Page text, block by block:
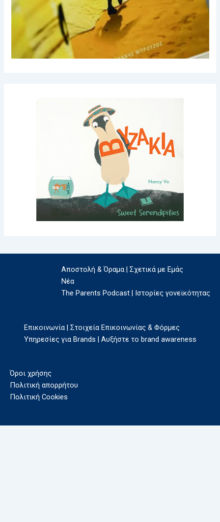
Αποστολή & Όραμα | Σχετικά με Εμάς
Νέα
The Parents Podcast | Ιστορίες γονεϊκότητας
Επικοινωνία | Στοιχεία Επικοινωνίας & Φόρμες
Υπηρεσίες για Brands | Αυξήστε το brand awareness
Όροι χρήσης
Πολιτική απορρήτου
Πολιτική Cookies